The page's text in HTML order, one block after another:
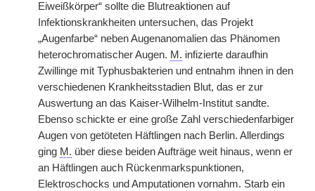
Eiweißkörper“ sollte die Blutreaktionen auf
Infektionskrankheiten untersuchen, das Projekt
„Augenfarbe“ neben Augenanomalien das Phänomen
heterochromatischer Augen. M. infizierte daraufhin
Zwillinge mit Typhusbakterien und entnahm ihnen in den
verschiedenen Krankheitsstadien Blut, das er zur
Auswertung an das Kaiser-Wilhelm-Institut sandte.
Ebenso schickte er eine große Zahl verschiedenfarbiger
Augen von getöteten Häftlingen nach Berlin. Allerdings
ging M. über diese beiden Aufträge weit hinaus, wenn er
an Häftlingen auch Rückenmarkspunktionen,
Elektroschocks und Amputationen vornahm. Starb ein